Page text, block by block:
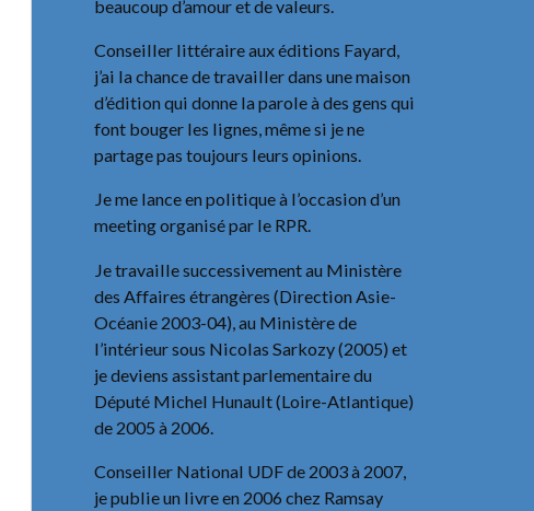
beaucoup d’amour et de valeurs.
Conseiller littéraire aux éditions Fayard,
j’ai la chance de travailler dans une maison
d’édition qui donne la parole à des gens qui
font bouger les lignes, même si je ne
partage pas toujours leurs opinions.
Je me lance en politique à l’occasion d’un
meeting organisé par le RPR.
Je travaille successivement au Ministère
des Affaires étrangères (Direction Asie-
Océanie 2003-04), au Ministère de
l’intérieur sous Nicolas Sarkozy (2005) et
je deviens assistant parlementaire du
Député Michel Hunault (Loire-Atlantique)
de 2005 à 2006.
Conseiller National UDF de 2003 à 2007,
je publie un livre en 2006 chez Ramsay